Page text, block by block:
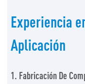
Experiencia
Aplicación
1. Fabricación De